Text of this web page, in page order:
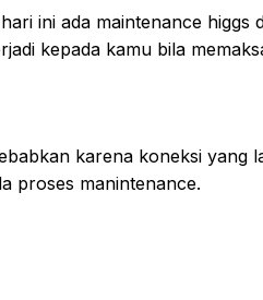
ini ada maintenance
kepada kamu bila
karena koneksi yang
proses manintenance.